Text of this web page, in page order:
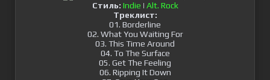
Стиль: Indie | Alt. Rock
Треклист:
01. Borderline
02. What You Waiting For
03. This Time Around
04. To The Surface
05. Get The Feeling
06. Ripping It Down